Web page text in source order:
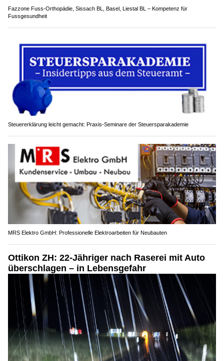
Fazzone Fuss-Orthopädie, Sissach BL, Basel, Liestal BL – Kompetenz für
Fussgesundheit
Steuererklärung leicht gemacht: Praxis-Seminare der Steuersparakademie
MRS Elektro GmbH: Professionelle Elektroarbeiten für Neubauten
Ottikon ZH: 22-Jähriger nach Raserei mit Auto
überschlagen – in Lebensgefahr